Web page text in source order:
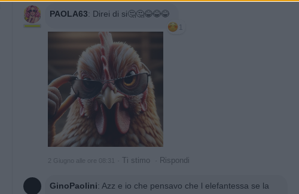
PAOLA63: Direi di si🤔🤔😂😂😂
1
2 Giugno alle ore 08:31 Ti stimo Rispondi
GinoPaolini: Azz e io che pensavo che l elefantessa se la